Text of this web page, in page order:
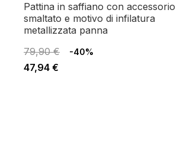
pattina in saffiano con accessorio
smaltato e motivo di infilatura
metallizzata panna
79,90 €
-40%
47,94 €